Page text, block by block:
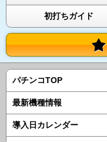
初打ちガイド
パチンコTOP
最新機種情報
導入日カレンダー